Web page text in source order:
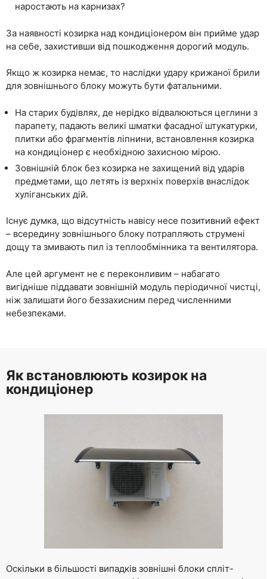
наростають на карнизах?
За наявності козирка над кондиціонером він прийме удар
на себе, захистивши від пошкодження дорогий модуль.
Якщо ж козирка немає, то наслідки удару крижаної брили
для зовнішнього блоку можуть бути фатальними.
На старих будівлях, де нерідко відвалюються цеглини з
парапету, падають великі шматки фасадної штукатурки,
плитки або фрагментів ліпнини, встановлення козирка
на кондиціонер є необхідною захисною мірою.
Зовнішній блок без козирка не захищений від ударів
предметами, що летять із верхніх поверхів внаслідок
хуліганських дій.
Існує думка, що відсутність навісу несе позитивний ефект
– всередину зовнішнього блоку потрапляють струмені
дощу та змивають пил із теплообмінника та вентилятора.
Але цей аргумент не є переконливим – набагато
вигідніше піддавати зовнішній модуль періодичної чистці,
ніж залишати його беззахисним перед численними
небезпеками.
Як встановлюють козирок на
кондиціонер
Оскільки в більшості випадків зовнішні блоки спліт-